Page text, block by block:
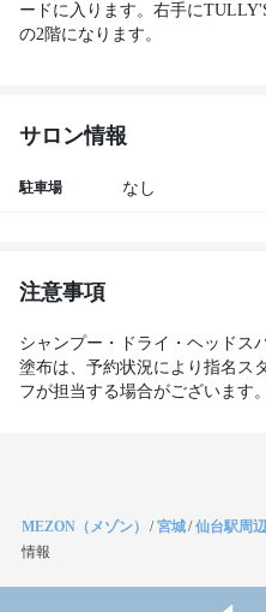
ードに入ります。右手に
の2階になります。
サロン情報
駐車場 なし
注意事項
シャンプー・ドライ・ヘッドス
塗布は、予約状況により指名ス
フが担当する場合がございます。
MEZON（メゾン） /宮城/仙台駅周
情報